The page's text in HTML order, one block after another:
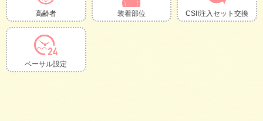
高齢者 装着部位 CSII注入セット交換
ベーサル設定